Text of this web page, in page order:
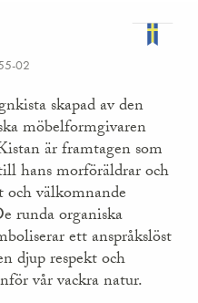
02
skapad av den
möbelformgivaren
är framtagen som
hans morföräldrar och
välkomnande
runda organiska
ett anspråkslöst
djup respekt och
vår vackra natur.